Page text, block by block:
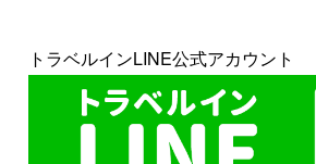
トラベルインLINE公式アカウント